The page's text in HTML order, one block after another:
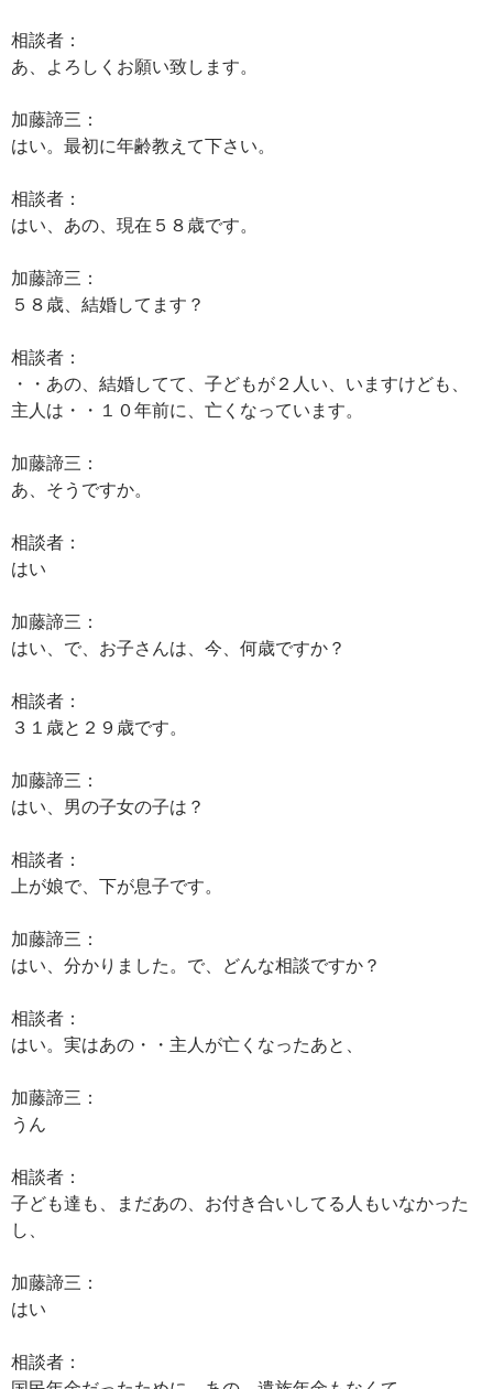
相談者：
あ、よろしくお願い致します。
加藤諦三：
はい。最初に年齢教えて下さい。
相談者：
はい、あの、現在５８歳です。
加藤諦三：
５８歳、結婚してます？
相談者：
・・あの、結婚してて、子どもが２人い、いますけども、
主人は・・１０年前に、亡くなっています。
加藤諦三：
あ、そうですか。
相談者：
はい
加藤諦三：
はい、で、お子さんは、今、何歳ですか？
相談者：
３１歳と２９歳です。
加藤諦三：
はい、男の子女の子は？
相談者：
上が娘で、下が息子です。
加藤諦三：
はい、分かりました。で、どんな相談ですか？
相談者：
はい。実はあの・・主人が亡くなったあと、
加藤諦三：
うん
相談者：
子ども達も、まだあの、お付き合いしてる人もいなかった
し、
加藤諦三：
はい
相談者：